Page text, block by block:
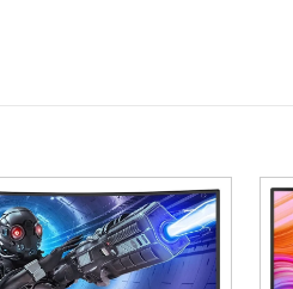
Colour gamut standard
sRGB coverage (typical)
NTSC coverage (typical)